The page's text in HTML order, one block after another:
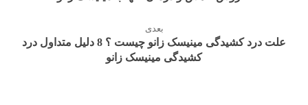
بعدی
علت درد کشیدگی مینیسک زانو چیست ؟ 8 دلیل متداول درد
کشیدگی مینیسک زانو